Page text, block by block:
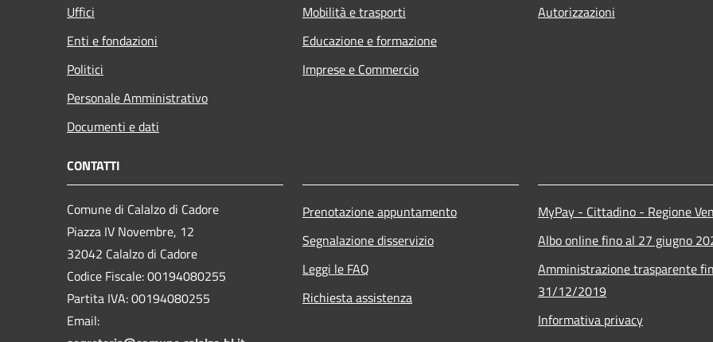
Uffici
Enti e fondazioni
Politici
Personale Amministrativo
Documenti e dati
Mobilità e trasporti
Educazione e formazione
Imprese e Commercio
Autorizzazioni
CONTATTI
Comune di Calalzo di Cadore
Piazza IV Novembre, 12
32042 Calalzo di Cadore
Codice Fiscale: 00194080255
Partita IVA: 00194080255
Email:
Prenotazione appuntamento
Segnalazione disservizio
Leggi le FAQ
Richiesta assistenza
MyPay - Cittadino - Regione
Albo online fino al 27 giugno
Amministrazione trasparente
31/12/2019
Informativa privacy